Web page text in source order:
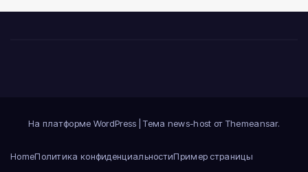
На платформе WordPress |Тема news-host от Themeansar.
HomeПолитика конфиденциальностиПример страницы